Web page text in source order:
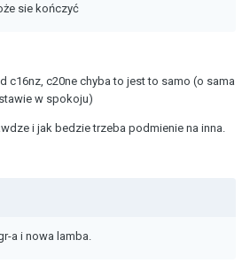
sie kończyć
c16nz, c20ne chyba to jest to samo (o sama
w spokoju)
i jak bedzie trzeba podmienie na inna.
a i nowa lamba.